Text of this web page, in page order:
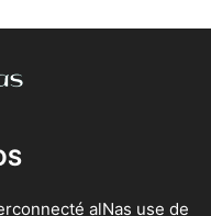
alNas use de